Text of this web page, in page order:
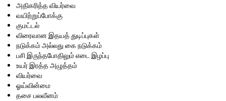
அதிகரித்த வியர்வை
வயிற்றுப்போக்கு
குமட்டல்
விரைவான இதயத் துடிப்புகள்
நடுக்கம் அல்லது கை நடுக்கம்
பசி இருந்தபோதிலும் எடை இழப்பு
உயர் இரத்த அழுத்தம்
வியர்வை
ஓய்வின்மை
தசை பலவீனம்